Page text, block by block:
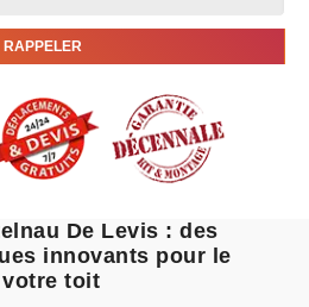
De Levis : des
innovants pour le
votre toit